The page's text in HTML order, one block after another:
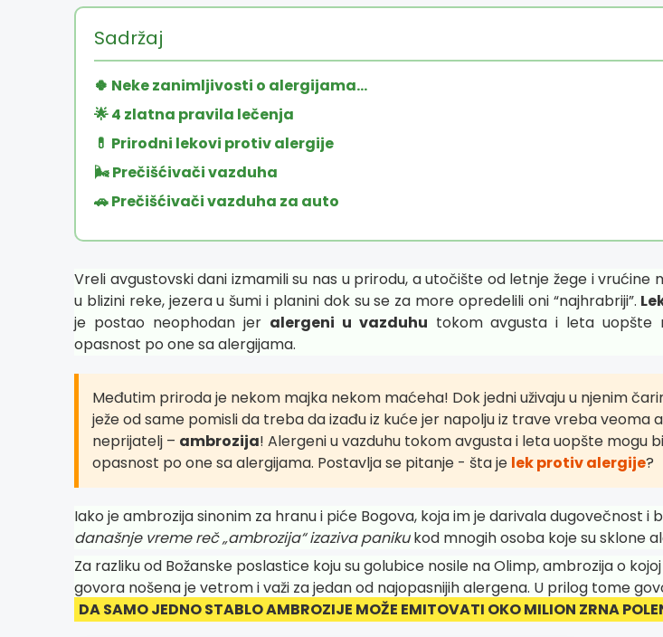
Sadržaj
🍀 Neke zanimljivosti o alergijama...
🌟 4 zlatna pravila lečenja
💊 Prirodni lekovi protiv alergije
🌬️ Prečišćivači vazduha
🚗 Prečišćivači vazduha za auto
Vreli avgustovski dani izmamili su nas u prirodu, a utočište od letnje žege i vrućine
u blizini reke, jezera u šumi i planini dok su se za more opredelili oni “najhrabriji”.
je postao neophodan jer alergeni u vazduhu tokom avgusta i leta uopšte
opasnost po one sa alergijama.
Međutim priroda je nekom majka nekom maćeha! Dok jedni uživaju u njenim
ježe od same pomisli da treba da izađu iz kuće jer napolju iz trave vreba veoma
neprijatelj – ambrozija! Alergeni u vazduhu tokom avgusta i leta uopšte mogu
opasnost po one sa alergijama. Postavlja se pitanje - šta je lek protiv alergije?
Iako je ambrozija sinonim za hranu i piće Bogova, koja im je darivala dugovečnost i
današnje vreme reč „ambrozija“ izaziva panikukod mnogih osoba koje su sklone
Za razliku od Božanske poslastice koju su golubice nosile na Olimp, ambrozija o
govora nošena je vetrom i važi za jedan od najopasnijih alergena. U prilog tome
DA SAMO JEDNO STABLO AMBROZIJE MOŽE EMITOVATI OKO MILION ZRNA